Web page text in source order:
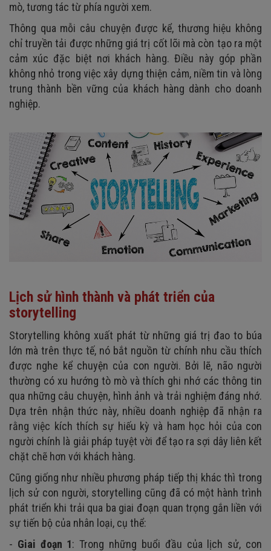
mò, tương tác từ phía người xem.
Thông qua mỗi câu chuyện được kể, thương hiệu không
chỉ truyền tải được những giá trị cốt lõi mà còn tạo ra một
cảm xúc đặc biệt nơi khách hàng. Điều này góp phần
không nhỏ trong việc xây dựng thiện cảm, niềm tin và lòng
trung thành bền vững của khách hàng dành cho doanh
nghiệp.
Lịch sử hình thành và phát triển của
storytelling
Storytelling không xuất phát từ những giá trị đao to búa
lớn mà trên thực tế, nó bắt nguồn từ chính nhu cầu thích
được nghe kể chuyện của con người. Bởi lẽ, não người
thường có xu hướng tò mò và thích ghi nhớ các thông tin
qua những câu chuyện, hình ảnh và trải nghiệm đáng nhớ.
Dựa trên nhận thức này, nhiều doanh nghiệp đã nhận ra
rằng việc kích thích sự hiếu kỳ và ham học hỏi của con
người chính là giải pháp tuyệt vời để tạo ra sợi dây liên kết
chặt chẽ hơn với khách hàng.
Cũng giống như nhiều phương pháp tiếp thị khác thì trong
lịch sử con người, storytelling cũng đã có một hành trình
phát triển khi trải qua ba giai đoạn quan trọng gắn liền với
sự tiến bộ của nhân loại, cụ thể:
- Giai đoạn 1: Trong những buổi đầu của lịch sử, con